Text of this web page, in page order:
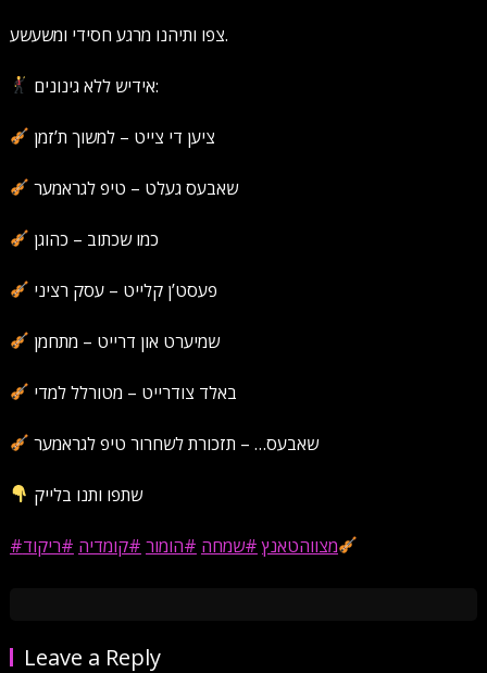
צפו ותיהנו מרגע חסידי ומשעשע.
אידיש ללא גינונים:
ציען די צייט – למשוך ת’זמן
שאבעס געלט – טיפ לגראמער
כמו שכתוב – כהוגן
פעסט’ן קלייט – עסק רציני
שמיערט און דרייט – מתחמן
באלד צודרייט – מטורלל למדי
שאבעס… – תזכורת לשחרור טיפ לגראמער
שתפו ותנו בלייק
#מצווהטאנץ #שמחה #הומור #קומדיה #ריקוד
Leave a Reply